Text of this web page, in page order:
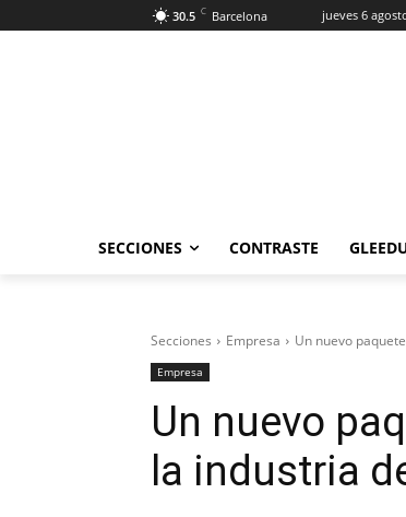
30.5 C Barcelona jueves 6
SECCIONES CONTRASTE
Secciones Empresa Un nuevo
Empresa
Un nuevo
la industria